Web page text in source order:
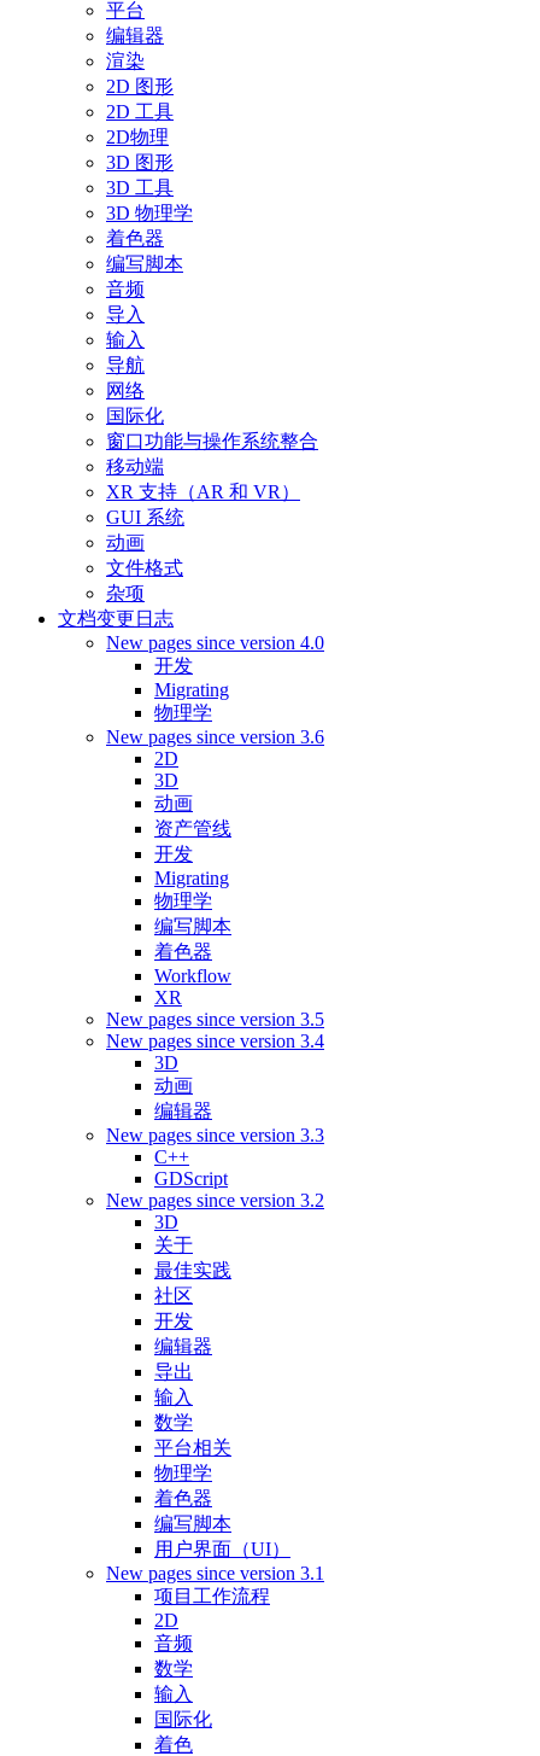
平台
编辑器
渲染
2D 图形
2D 工具
2D物理
3D 图形
3D 工具
3D 物理学
着色器
编写脚本
音频
导入
输入
导航
网络
国际化
窗口功能与操作系统整合
移动端
XR 支持（AR 和 VR）
GUI 系统
动画
文件格式
杂项
文档变更日志
New pages since version 4.0
开发
Migrating
物理学
New pages since version 3.6
2D
3D
动画
资产管线
开发
Migrating
物理学
编写脚本
着色器
Workflow
XR
New pages since version 3.5
New pages since version 3.4
3D
动画
编辑器
New pages since version 3.3
C++
GDScript
New pages since version 3.2
3D
关于
最佳实践
社区
开发
编辑器
导出
输入
数学
平台相关
物理学
着色器
编写脚本
用户界面（UI）
New pages since version 3.1
项目工作流程
2D
音频
数学
输入
国际化
着色